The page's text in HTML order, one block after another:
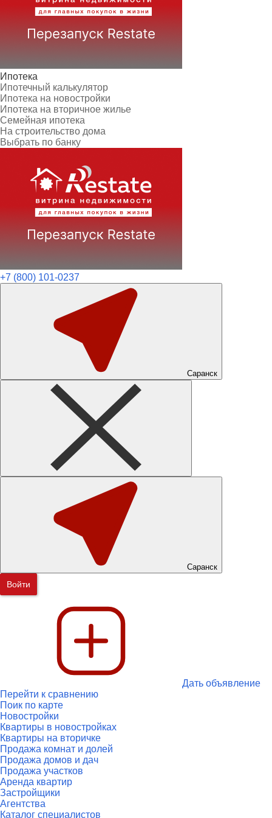
Ипотека
Ипотечный калькулятор
Ипотека на новостройки
Ипотека на вторичное жилье
Семейная ипотека
На строительство дома
Выбрать по банку
+7 (800) 101-0237
Саранск
Саранск
Войти
Дать объявление
Перейти к сравнению
Поик по карте
Новостройки
Квартиры в новостройках
Квартиры на вторичке
Продажа комнат и долей
Продажа домов и дач
Продажа участков
Аренда квартир
Застройщики
Агентства
Каталог специалистов